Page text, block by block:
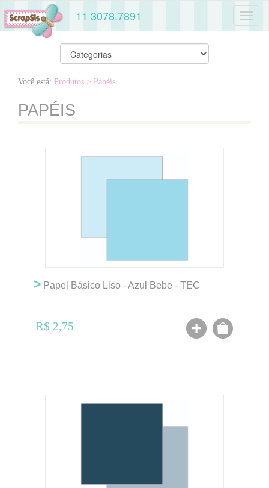
11 3078.7891
Você está: Produtos > Papéis
PAPÉIS
> Papel Básico Liso - Azul Bebe - TEC
R$ 2,75